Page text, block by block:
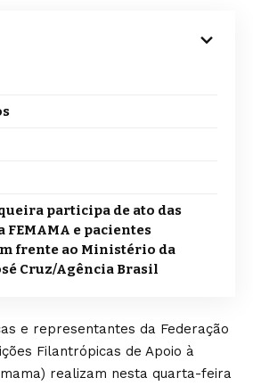
participa de ato das
e pacientes
frente ao Ministério da
Cruz/Agência Brasil
e representantes da Federação
Filantrópicas de Apoio à
realizam nesta quarta-feira